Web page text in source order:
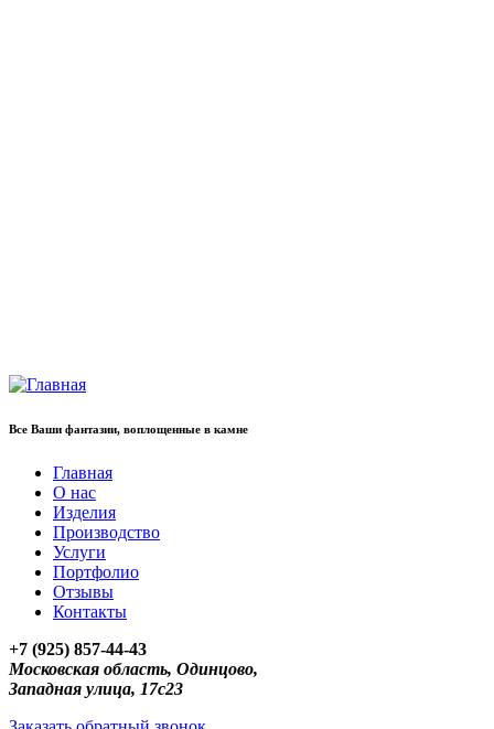
Все Ваши фантазии, воплощенные в камне
Главная
О нас
Изделия
Производство
Услуги
Портфолио
Отзывы
Контакты
+7 (925) 857-44-43
Московская область, Одинцово,
Западная улица, 17с23